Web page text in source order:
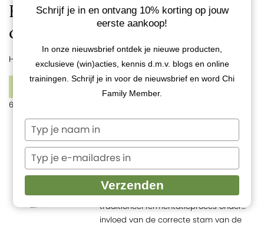
Health Supplements - Normaal
cholesterolgehalte
Home Health Supplements
FILTERS
6 producten
Rode Rijst + Co-Enzym Q10
Bevat gefermenteerde rode rijst,
verkregen door een natuurlijk en
traditioneel fermentatieproces onder
invloed van de correcte stam van de
Schrijf je in en ontvang 10% korting op jouw
eerste aankoop!
In onze nieuwsbrief ontdek je nieuwe producten,
exclusieve (win)acties, kennis d.m.v. blogs en online
trainingen. Schrijf je in voor de nieuwsbrief en word Chi
Family Member.
Typ
je
naam
Typ
je
e-
mailadres
Verzenden